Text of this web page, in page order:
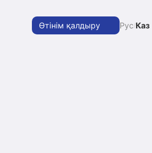
Өтінім қалдыру Рус/Каз